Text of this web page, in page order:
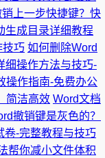
上一步快捷键？快
生成目录详细教程
巧 如何删除Word
细操作方法与技巧-
操作指南-免费办公
简洁高效 Word文档
撤销键是灰色的？
卷-完整教程与技巧
帮你减小文件体积